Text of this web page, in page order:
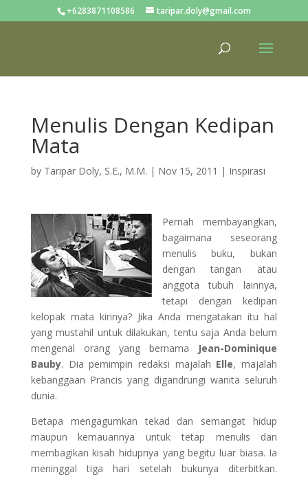
+6283871108586 taripar.doly@gmail.com
Menulis Dengan Kedipan
Mata
by Taripar Doly, S.E., M.M. | Nov 15, 2011 | Inspirasi
Pernah membayangkan,
bagaimana seseorang
menulis buku, bukan
dengan tangan atau
anggota tubuh lainnya,
tetapi dengan kedipan
kelopak mata kirinya? Jika Anda mengatakan itu hal
yang mustahil untuk dilakukan, tentu saja Anda belum
mengenal orang yang bernama Jean-Dominique
Bauby. Dia pemimpin redaksi majalah Elle, majalah
kebanggaan Prancis yang digandrungi wanita seluruh
dunia.
Betapa mengagumkan tekad dan semangat hidup
maupun kemauannya untuk tetap menulis dan
membagikan kisah hidupnya yang begitu luar biasa. Ia
meninggal tiga hari setelah bukunya diterbitkan.